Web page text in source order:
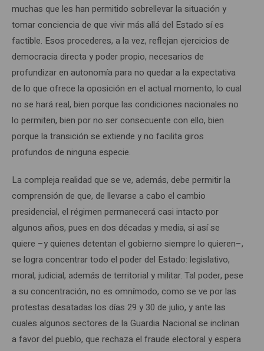
muchas que les han permitido sobrellevar la situación y
tomar conciencia de que vivir más allá del Estado sí es
factible. Esos procederes, a la vez, reflejan ejercicios de
democracia directa y poder propio, necesarios de
profundizar en autonomía para no quedar a la expectativa
de lo que ofrece la oposición en el actual momento, lo cual
no se hará real, bien porque las condiciones nacionales no
lo permiten, bien por no ser consecuente con ello, bien
porque la transición se extiende y no facilita giros
profundos de ninguna especie.
La compleja realidad que se ve, además, debe permitir la
comprensión de que, de llevarse a cabo el cambio
presidencial, el régimen permanecerá casi intacto por
algunos años, pues en dos décadas y media, si así se
quiere –y quienes detentan el gobierno siempre lo quieren–,
se logra concentrar todo el poder del Estado: legislativo,
moral, judicial, además de territorial y militar. Tal poder, pese
a su concentración, no es omnímodo, como se ve por las
protestas desatadas los días 29 y 30 de julio, y ante las
cuales algunos sectores de la Guardia Nacional se inclinan
a favor del pueblo, que rechaza el fraude electoral y espera